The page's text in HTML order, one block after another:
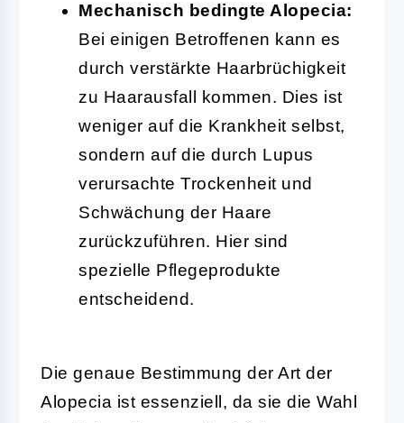
Mechanisch bedingte Alopecia:
Bei einigen Betroffenen kann es
durch verstärkte Haarbrüchigkeit
zu Haarausfall kommen. Dies ist
weniger auf die Krankheit selbst,
sondern auf die durch Lupus
verursachte Trockenheit und
Schwächung der Haare
zurückzuführen. Hier sind
spezielle Pflegeprodukte
entscheidend.
Die genaue Bestimmung der Art der
Alopecia ist essenziell, da sie die Wahl